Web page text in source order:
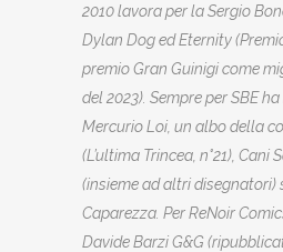
2010 lavora per la Sergio
Dylan Dog ed Eternity
premio Gran Guinigi come
del 2023). Sempre per SBE
Mercurio Loi, un albo della
(L’ultima Trincea, n°21), Cani
(insieme ad altri disegnatori)
Caparezza. Per ReNoir
Davide Barzi G&G